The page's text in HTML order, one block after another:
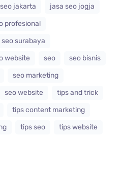
jakarta
jasa seo jogja
profesional
seo surabaya
website seo
seo bisnis
seo marketing
seo website
tips and trick
tips content marketing
tips seo tips website